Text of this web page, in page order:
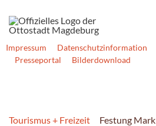
Impressum Datenschutzinformation
Presseportal
Bilderdownload
Tourismus + Freizeit Festung Mark